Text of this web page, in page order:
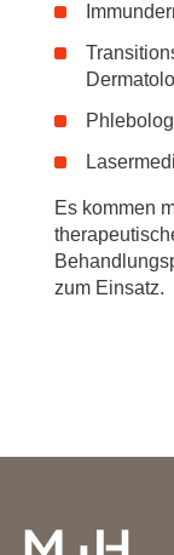
Es kommen
zum Einsatz.